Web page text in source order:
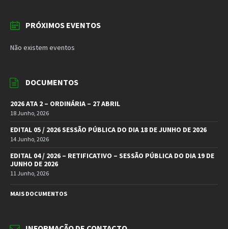
PRÓXIMOS EVENTOS
Não existem eventos
DOCUMENTOS
2026 ATA 2 – ORDINÁRIA – 27 ABRIL
18 Junho, 2026
EDITAL 05 / 2026 SESSÃO PÚBLICA DO DIA 18 DE JUNHO DE 2026
14 Junho, 2026
EDITAL 04 / 2026 – RETIFICATIVO – SESSÃO PÚBLICA DO DIA 19 DE
JUNHO DE 2026
11 Junho, 2026
MAIS DOCUMENTOS